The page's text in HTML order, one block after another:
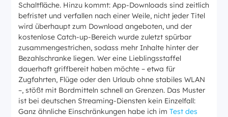
Schaltfläche. Hinzu kommt: App-Downloads sind zeitlich
befristet und verfallen nach einer Weile, nicht jeder Titel
wird überhaupt zum Download angeboten, und der
kostenlose Catch-up-Bereich wurde zuletzt spürbar
zusammengestrichen, sodass mehr Inhalte hinter der
Bezahlschranke liegen. Wer eine Lieblingsstaffel
dauerhaft griffbereit haben möchte – etwa für
Zugfahrten, Flüge oder den Urlaub ohne stabiles WLAN
–, stößt mit Bordmitteln schnell an Grenzen. Das Muster
ist bei deutschen Streaming-Diensten kein Einzelfall:
Ganz ähnliche Einschränkungen habe ich imTest des